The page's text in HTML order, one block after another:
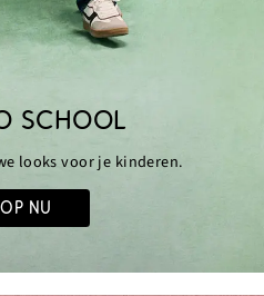
SCHOOL
looks voor je kinderen.
NU